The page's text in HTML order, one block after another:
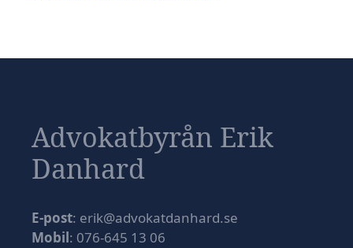
Advokatbyrån Erik
Danhard
E-post: erik@advokatdanhard.se
Mobil: 076-645 13 06